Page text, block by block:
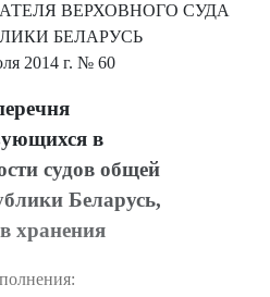
ВЕРХОВНОГО СУДА
БЕЛАРУСЬ
2014 г. № 60
в
судов общей
Беларусь,
хранения